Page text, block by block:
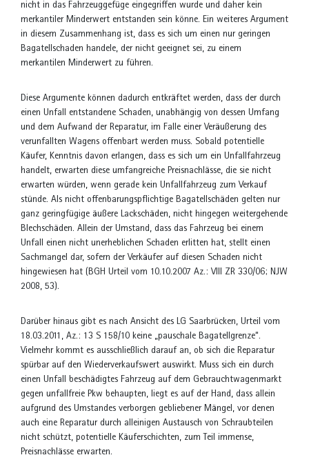
nicht in das Fahrzeuggefüge eingegriffen wurde und daher kein
merkantiler Minderwert entstanden sein könne. Ein weiteres Argument
in diesem Zusammenhang ist, dass es sich um einen nur geringen
Bagatellschaden handele, der nicht geeignet sei, zu einem
merkantilen Minderwert zu führen.
Diese Argumente können dadurch entkräftet werden, dass der durch
einen Unfall entstandene Schaden, unabhängig von dessen Umfang
und dem Aufwand der Reparatur, im Falle einer Veräußerung des
verunfallten Wagens offenbart werden muss. Sobald potentielle
Käufer, Kenntnis davon erlangen, dass es sich um ein Unfallfahrzeug
handelt, erwarten diese umfangreiche Preisnachlässe, die sie nicht
erwarten würden, wenn gerade kein Unfallfahrzeug zum Verkauf
stünde. Als nicht offenbarungspflichtige Bagatellschäden gelten nur
ganz geringfügige äußere Lackschäden, nicht hingegen weitergehende
Blechschäden. Allein der Umstand, dass das Fahrzeug bei einem
Unfall einen nicht unerheblichen Schaden erlitten hat, stellt einen
Sachmangel dar, sofern der Verkäufer auf diesen Schaden nicht
hingewiesen hat (BGH Urteil vom 10.10.2007 Az.: VIII ZR 330/06; NJW
2008, 53).
Darüber hinaus gibt es nach Ansicht des LG Saarbrücken, Urteil vom
18.03.2011, Az.: 13 S 158/10 keine „pauschale Bagatellgrenze“.
Vielmehr kommt es ausschließlich darauf an, ob sich die Reparatur
spürbar auf den Wiederverkaufswert auswirkt. Muss sich ein durch
einen Unfall beschädigtes Fahrzeug auf dem Gebrauchtwagenmarkt
gegen unfallfreie Pkw behaupten, liegt es auf der Hand, dass allein
aufgrund des Umstandes verborgen gebliebener Mängel, vor denen
auch eine Reparatur durch alleinigen Austausch von Schraubteilen
nicht schützt, potentielle Käuferschichten, zum Teil immense,
Preisnachlässe erwarten.